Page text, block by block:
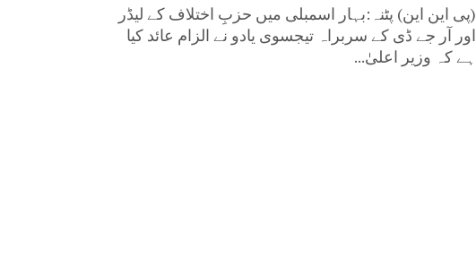
(پی این این) پٹنہ:بہار اسمبلی میں حزبِ اختلاف کے لیڈر
اور آر جے ڈی کے سربراہ تیجسوی یادو نے الزام عائد کیا
ہے کہ وزیر اعلیٰ...